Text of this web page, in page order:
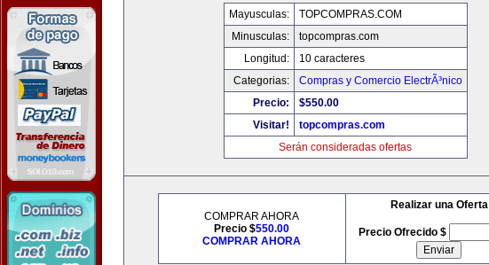
Mayusculas:
TOPCOMPRAS.COM
Minusculas:
topcompras.com
Longitud:
10 caracteres
Categorias:
Compras y Comercio ElectrÃ³nico
Precio:
$550.00
Visitar!
topcompras.com
Serán consideradas ofertas
COMPRAR AHORA
Precio $550.00
COMPRAR AHORA
Realizar una Oferta
Precio Ofrecido $